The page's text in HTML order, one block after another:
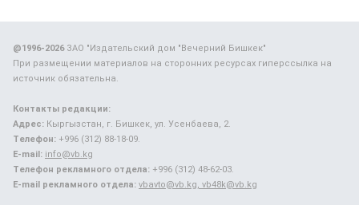
@1996-2026ЗАО "Издательский дом "Вечерний Бишкек"
При размещении материалов на сторонних ресурсах гиперссылка на
источник обязательна.
Контакты редакции:
Адрес: Кыргызстан, г. Бишкек, ул. Усенбаева, 2.
Телефон: +996 (312) 88-18-09.
E-mail: info@vb.kg
Телефон рекламного отдела: +996 (312) 48-62-03.
E-mail рекламного отдела: vbavto@vb.kg, vb48k@vb.kg